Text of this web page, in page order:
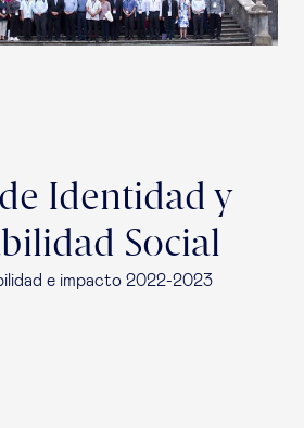
Identidad y
Social
e impacto 2022-2023